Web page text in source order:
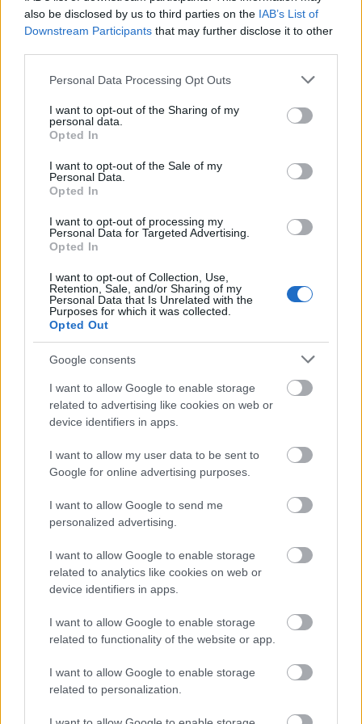
also be disclosed by us to third parties on the IAB’s List of
Downstream Participants that may further disclose it to other
Please note that this website/app uses one or more Google
not limited to your visit or usage behaviour. You may click to
grant or deny consent to Google and its third-party tags to
use your data for below specified purposes in below Google
consent section.
Personal Data Processing Opt Outs
I want to opt-out of the Sharing of my
personal data.
Opted In
I want to opt-out of the Sale of my
Personal Data.
Opted In
I want to opt-out of processing my
Personal Data for Targeted Advertising.
Opted In
I want to opt-out of Collection, Use,
Retention, Sale, and/or Sharing of my
Personal Data that Is Unrelated with the
Purposes for which it was collected.
Opted Out
Google consents
I want to allow Google to enable storage
related to advertising like cookies on web or
device identifiers in apps.
I want to allow my user data to be sent to
Google for online advertising purposes.
I want to allow Google to send me
personalized advertising.
I want to allow Google to enable storage
related to analytics like cookies on web or
device identifiers in apps.
I want to allow Google to enable storage
related to functionality of the website or app.
I want to allow Google to enable storage
related to personalization.
Tudj meg többet a kedvenc
sztárjaidról:
Évtizedes barátságból szerelem: Rihanna és
A$AP Rocky kapcsolata mesébe illő - ismerd
meg a részleteket!
Shakira és Gerard Piqué kapcsolata az elsöprő
Jennifer Lopez és Ben Affleck szerelmének
története: a Bennifer elmúlt 20 évének
legfontosabb állomásai